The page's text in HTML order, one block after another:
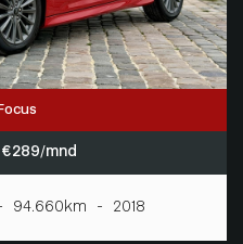
€ 289/mnd
- 94.660km - 2018